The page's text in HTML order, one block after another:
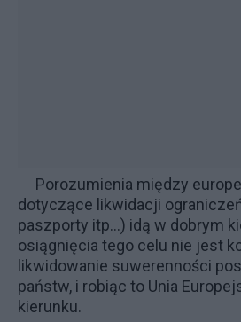
Porozumienia między
dotyczące likwidacji
paszporty itp...) idą w dobrym
osiągnięcia tego celu nie jest
likwidowanie suwerenności
państw, i robiąc to Unia
kierunku.